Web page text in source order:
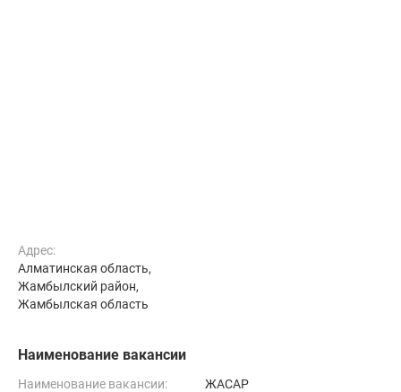
Адрес:
Алматинская область,
Жамбылский район,
Жамбылская область
Наименование вакансии
Наименование вакансии: ЖАСАР